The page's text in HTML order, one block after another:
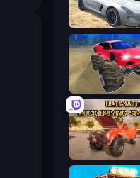
Derby Crash 2